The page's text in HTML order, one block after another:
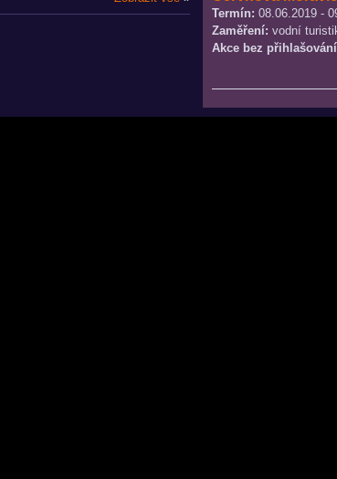
Termín: 08.06.2019 -
Zaměření: vodní
Akce bez